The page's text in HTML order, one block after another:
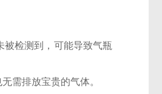
被检测到，可能导致气瓶
需排放宝贵的气体。